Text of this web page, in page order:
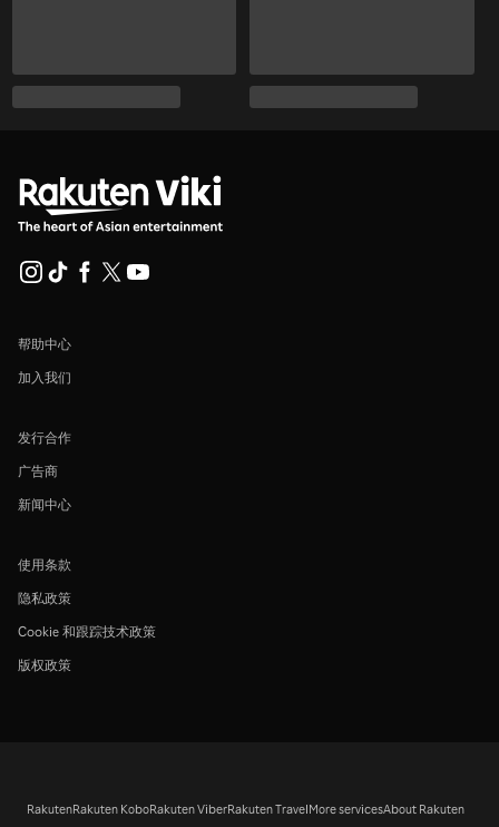
帮助中心
加入我们
发行合作
广告商
新闻中心
使用条款
隐私政策
Cookie 和跟踪技术政策
版权政策
RakutenRakuten KoboRakuten ViberRakuten TravelMore servicesAbout Rakuten